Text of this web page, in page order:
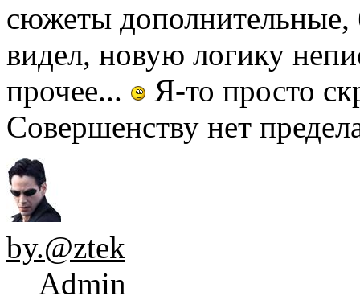
сюжеты
видел, новую логику
прочее...
Я-то просто
Совершенству нет
by.@ztek
Admin